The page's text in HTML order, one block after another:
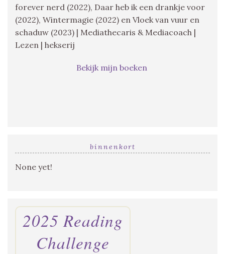
forever nerd (2022), Daar heb ik een drankje voor
(2022), Wintermagie (2022) en Vloek van vuur en
schaduw (2023) | Mediathecaris & Mediacoach |
Lezen | hekserij
Bekijk mijn boeken
binnenkort
None yet!
2025 Reading
Challenge